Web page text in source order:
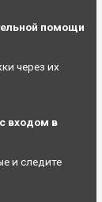
помощи
через их
входом в
и следите